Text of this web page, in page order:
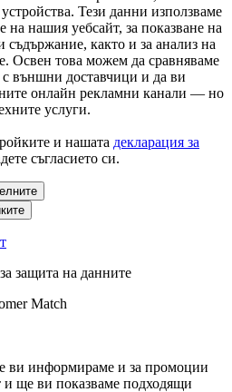
Тези данни използваме
на нашия уебсайт, за показване на
съдържание, както и за анализ на
Освен това можем да сравняваме
външни доставчици и да ви
онлайн рекламни канали — но
услуги.
и нашата декларация за
съгласието си.
защита на данните
Match
ви информираме и за промоции
и ще ви показваме подходящи